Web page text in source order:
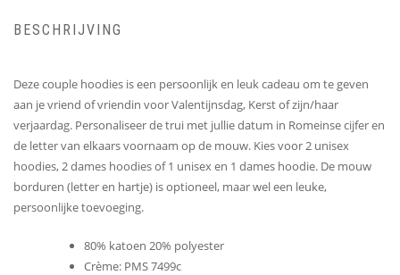
BESCHRIJVING
Deze couple hoodies is een persoonlijk en leuk cadeau om te geven
aan je vriend of vriendin voor Valentijnsdag, Kerst of zijn/haar
verjaardag. Personaliseer de trui met jullie datum in Romeinse cijfer en
de letter van elkaars voornaam op de mouw. Kies voor 2 unisex
hoodies, 2 dames hoodies of 1 unisex en 1 dames hoodie. De mouw
borduren (letter en hartje) is optioneel, maar wel een leuke,
persoonlijke toevoeging.
80% katoen 20% polyester
Crème: PMS 7499c